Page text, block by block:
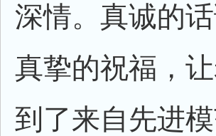
深情。真诚的
真挚的祝福，
到了来自先进